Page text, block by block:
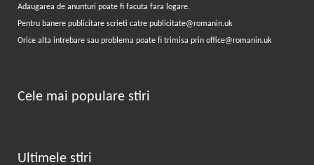
Adaugarea de anunturi poate fi facuta fara logare.
Pentru banere publicitare scrieti catre publicitate@romanin.uk
Orice alta intrebare sau problema poate fi trimisa prin office@romanin.uk
Cele mai populare stiri
Ultimele stiri